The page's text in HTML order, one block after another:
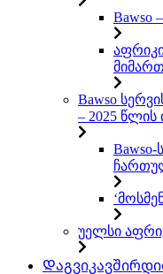
Bawso
მიმართ
Bawso
– 2025 წლის
უელსი